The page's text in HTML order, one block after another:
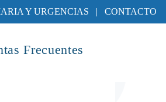
Y URGENCIAS | CONTACTO
Frecuentes